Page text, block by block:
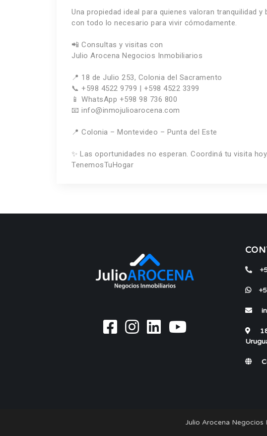
Una propiedad ideal para quienes valoran tranquilidad
con todo lo necesario para vivir cómodamente.
📲 Consultas y visitas con
Julio Arocena Negocios Inmobiliarios
📍 18 de Julio 253, Colonia del Sacramento
📞 +598 4522 9799 | +598 4522 3399
📱 WhatsApp +598 98 736 800
📧 info@inmojulioarocena.com
📍 Colonia – Montevideo – Punta del Este
✨ Las oportunidades no esperan. Coordiná tu visita hoy.
TenemosTuHogar
Julio Arocena